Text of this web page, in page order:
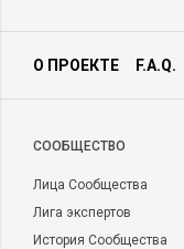
О ПРОЕКТЕ F.A.Q.
CООБЩЕСТВО
Лица Сообщества
Лига экспертов
История Сообщества